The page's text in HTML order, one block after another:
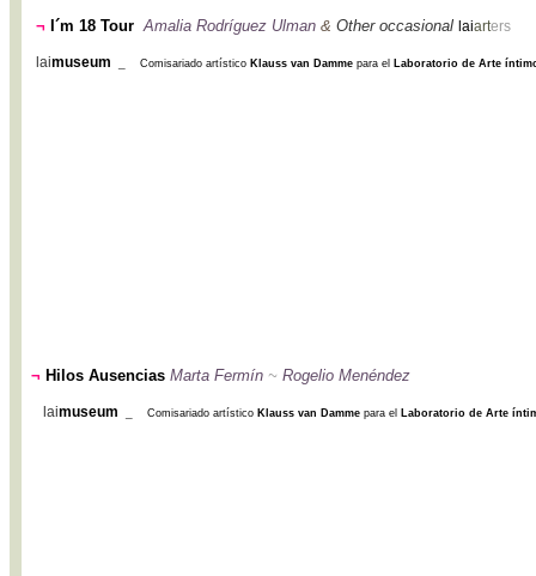
¬ I´m 18 Tour Amalia Rodríguez Ulman & Other occasional laiarters
laimuseum Comisariado artístico Klauss van Damme para el Laboratorio de Arte
¬ Hilos Ausencias Marta Fermín ~ Rogelio Menéndez
laimuseum Comisariado artístico Klauss van Damme para el Laboratorio de Arte